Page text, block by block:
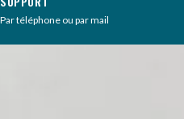
Par téléphone ou par mail